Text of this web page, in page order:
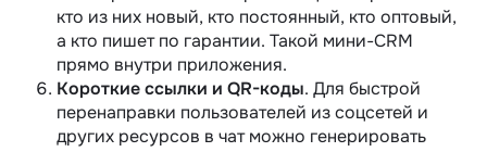
кто из них новый, кто постоянный, кто оптовый,
а кто пишет по гарантии. Такой мини-CRM
прямо внутри приложения.
Короткие ссылки и QR-коды. Для быстрой
перенаправки пользователей из соцсетей и
других ресурсов в чат можно генерировать